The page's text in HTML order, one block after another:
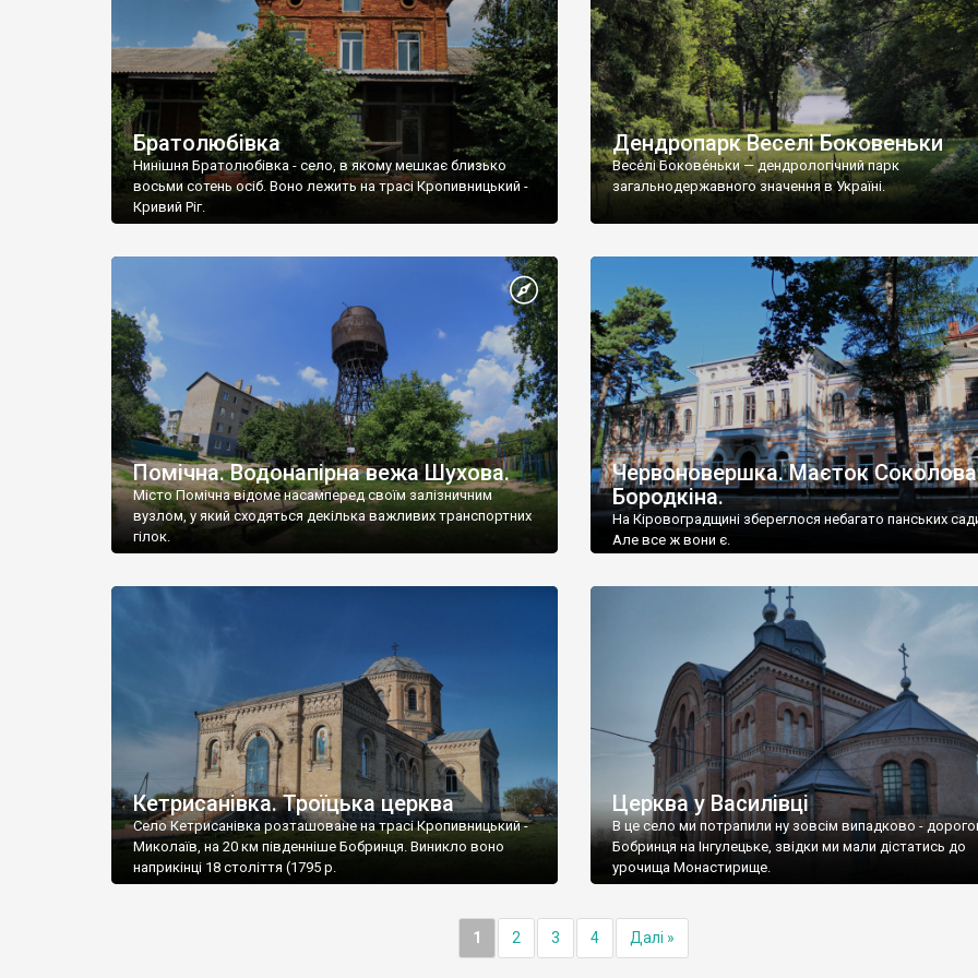
Братолюбівка
Нинішня Братолюбівка - село, в якому мешкає близько
восьми сотень осіб. Воно лежить на трасі Кропивницький -
Кривий Ріг.
Дендропарк Веселі Боковеньки
Весе́лі Бокове́ньки — дендрологічний парк
загальнодержавного значення в Україні.
Помічна. Водонапірна вежа Шухова.
Місто Помічна відоме насамперед своїм залізничним
вузлом, у який сходяться декілька важливих транспортних
гілок.
Червоновершка. Маєток
Бородкіна.
На Кіровоградщині збереглося небагато панських
Але все ж вони є.
Кетрисанівка. Троїцька церква
Село Кетрисанівка розташоване на трасі Кропивницький -
Миколаїв, на 20 км південніше Бобринця. Виникло воно
наприкінці 18 століття (1795 р.
Церква у Василівці
В це село ми потрапили ну зовсім випадково -
Бобринця на Інгулецьке, звідки ми мали дістатись до
урочища Монастирище.
1 2 3 4 Далі »